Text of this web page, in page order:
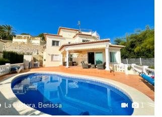
1
La Fustera, Benissa